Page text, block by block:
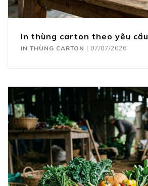
In thùng carton theo yêu cầu
IN THÙNG CARTON | 07/07/2026